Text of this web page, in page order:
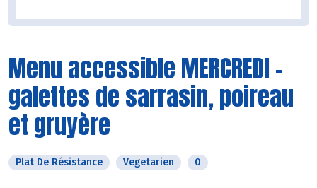
Menu accessible MERCREDI -
galettes de sarrasin, poireau
et gruyère
Plat De Résistance Vegetarien 0